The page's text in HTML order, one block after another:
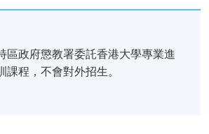
區政府懲教署委託香港大學專業進
課程，不會對外招生。